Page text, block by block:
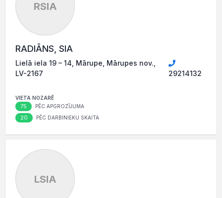
RSIA
RADIĀNS, SIA
Lielā iela 19 – 14, Mārupe, Mārupes nov.,
LV-2167
29214132
VIETA NOZARĒ
75 PĒC APGROZĪJUMA
20 PĒC DARBINIEKU SKAITA
LSIA